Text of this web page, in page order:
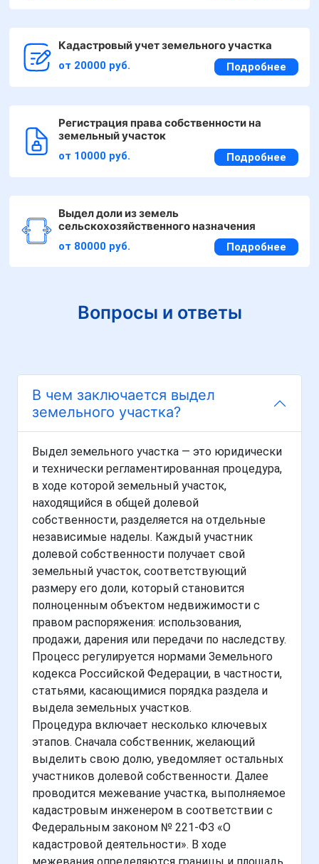
Кадастровый учет земельного участка
от 20000 руб. Подробнее
Регистрация права собственности на
земельный участок
от 10000 руб. Подробнее
Выдел доли из земель
сельскохозяйственного назначения
от 80000 руб. Подробнее
Вопросы и ответы
В чем заключается выдел
земельного участка?
Выдел земельного участка — это юридически
и технически регламентированная процедура,
в ходе которой земельный участок,
находящийся в общей долевой
собственности, разделяется на отдельные
независимые наделы. Каждый участник
долевой собственности получает свой
земельный участок, соответствующий
размеру его доли, который становится
полноценным объектом недвижимости с
правом распоряжения: использования,
продажи, дарения или передачи по наследству.
Процесс регулируется нормами Земельного
кодекса Российской Федерации, в частности,
статьями, касающимися порядка раздела и
выдела земельных участков.
Процедура включает несколько ключевых
этапов. Сначала собственник, желающий
выделить свою долю, уведомляет остальных
участников долевой собственности. Далее
проводится межевание участка, выполняемое
кадастровым инженером в соответствии с
Федеральным законом № 221-ФЗ «О
кадастровой деятельности». В ходе